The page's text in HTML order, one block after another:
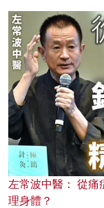
左常波中醫： 從痛
理身體？